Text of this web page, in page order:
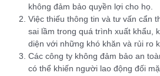
không đảm bảo quyền lợi cho họ.
Việc thiếu thông tin và tư vấn cẩn
sai lầm trong quá trình xuất khẩu,
diện với những khó khăn và rủi ro
Các công ty không đảm bảo an
có thể khiến người lao động đối